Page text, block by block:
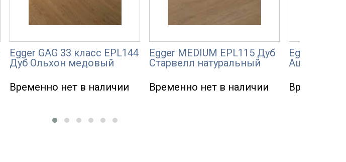
Egger GAG 33 класс EPL144
Дуб Ольхон медовый
Временно нет в наличии
Egger MEDIUM EPL115 Дуб
Старвелл натуральный
Временно нет в наличии
Egger GAG
Ашкрофт
Временно